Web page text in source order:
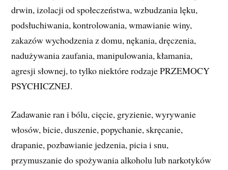
drwin, izolacji od społeczeństwa, wzbudzania lęku,
podsłuchiwania, kontrolowania, wmawianie winy,
zakazów wychodzenia z domu, nękania, dręczenia,
nadużywania zaufania, manipulowania, kłamania,
agresji słownej, to tylko niektóre rodzaje PRZEMOCY
PSYCHICZNEJ.
Zadawanie ran i bólu, cięcie, gryzienie, wyrywanie
włosów, bicie, duszenie, popychanie, skręcanie,
drapanie, pozbawianie jedzenia, picia i snu,
przymuszanie do spożywania alkoholu lub narkotyków